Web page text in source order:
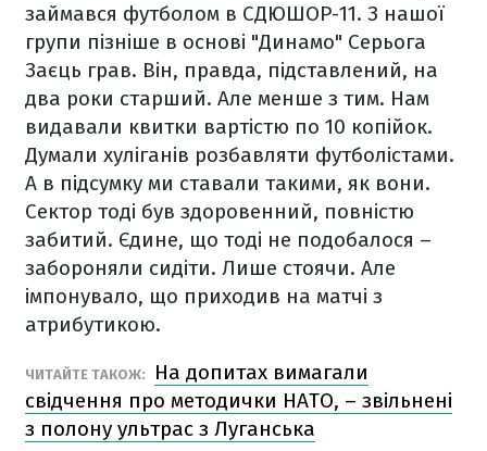
займався футболом в СДЮШОР-11. З нашої
групи пізніше в основі "Динамо" Серьога
Заєць грав. Він, правда, підставлений, на
два роки старший. Але менше з тим. Нам
видавали квитки вартістю по 10 копійок.
Думали хуліганів розбавляти футболістами.
А в підсумку ми ставали такими, як вони.
Сектор тоді був здоровенний, повністю
забитий. Єдине, що тоді не подобалося –
забороняли сидіти. Лише стоячи. Але
імпонувало, що приходив на матчі з
атрибутикою.
ЧИТАЙТЕ ТАКОЖ:
На допитах вимагали
свідчення про методички НАТО, – звільнені
з полону ультрас з Луганська